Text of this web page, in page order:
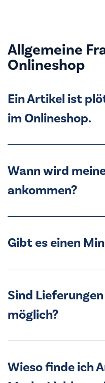
Allgemeine
Onlineshop
Ein Artikel ist
im Onlineshop.
Wann wird
ankommen?
Gibt es einen
Sind
möglich?
Wieso finde ich